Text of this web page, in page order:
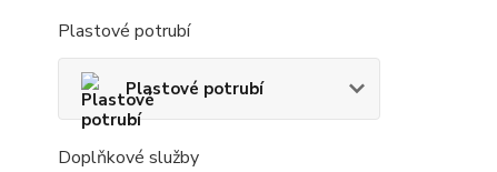
Plastové potrubí
Plastové potrubí
Doplňkové služby